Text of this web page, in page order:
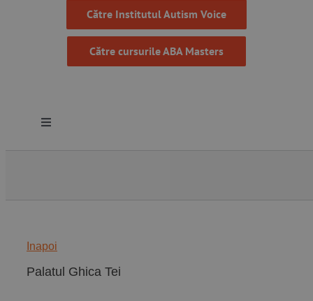
Către Institutul Autism Voice
Către cursurile ABA Masters
Toggle
Programe
Inapoi
Palatul Ghica Tei